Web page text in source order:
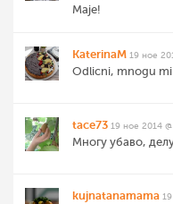
Маје!
KaterinaM 19 ное
Odlicni, mnogu mi
tace73 19 ное 2014
Многу убаво,
kujnatanamama